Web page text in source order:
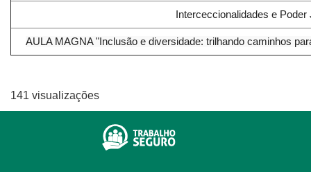
Interceccionalidades e
AULA MAGNA "Inclusão e diversidade: trilhando caminhos
141 visualizações